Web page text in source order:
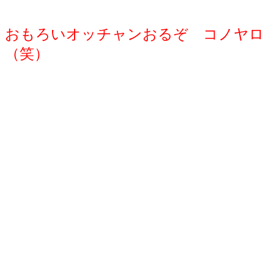
おもろいオッチャンおるぞ コノヤロ
（笑）